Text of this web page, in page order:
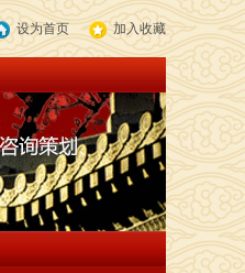
设为首页 加入收藏